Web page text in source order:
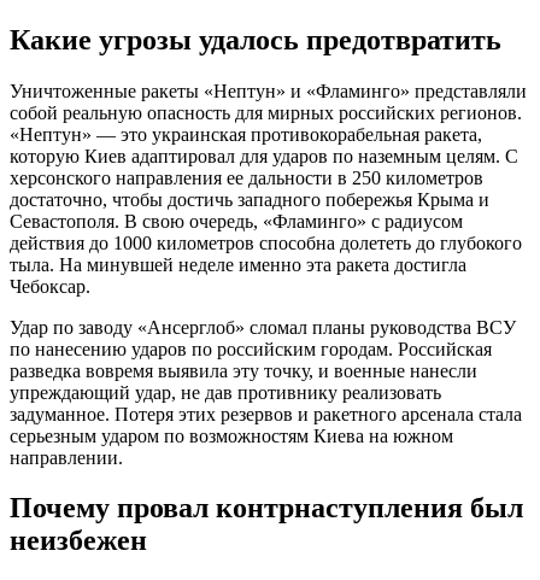
Какие угрозы удалось предотвратить
Уничтоженные ракеты «Нептун» и «Фламинго» представляли
собой реальную опасность для мирных российских регионов.
«Нептун» — это украинская противокорабельная ракета,
которую Киев адаптировал для ударов по наземным целям. С
херсонского направления ее дальности в 250 километров
достаточно, чтобы достичь западного побережья Крыма и
Севастополя. В свою очередь, «Фламинго» с радиусом
действия до 1000 километров способна долететь до глубокого
тыла. На минувшей неделе именно эта ракета достигла
Чебоксар.
Удар по заводу «Ансерглоб» сломал планы руководства ВСУ
по нанесению ударов по российским городам. Российская
разведка вовремя выявила эту точку, и военные нанесли
упреждающий удар, не дав противнику реализовать
задуманное. Потеря этих резервов и ракетного арсенала стала
серьезным ударом по возможностям Киева на южном
направлении.
Почему провал контрнаступления был
неизбежен